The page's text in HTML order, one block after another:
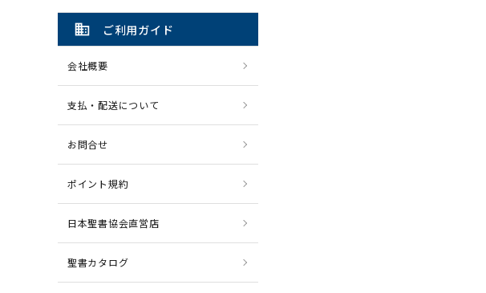
domain ご利用ガイド
会社概要
支払・配送について
お問合せ
ポイント規約
日本聖書協会直営店
聖書カタログ